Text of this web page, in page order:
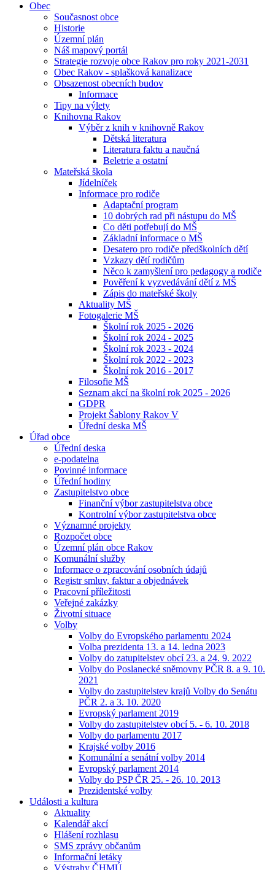
Obec
Současnost obce
Historie
Územní plán
Náš mapový portál
Strategie rozvoje obce Rakov pro roky 2021-2031
Obec Rakov - splašková kanalizace
Obsazenost obecních budov
Informace
Tipy na výlety
Knihovna Rakov
Výběr z knih v knihovně Rakov
Dětská literatura
Literatura faktu a naučná
Beletrie a ostatní
Mateřská škola
Jídelníček
Informace pro rodiče
Adaptační program
10 dobrých rad při nástupu do MŠ
Co děti potřebují do MŠ
Základní informace o MŠ
Desatero pro rodiče předškolních dětí
Vzkazy dětí rodičům
Něco k zamyšlení pro pedagogy a rodiče
Pověření k vyzvedávání dětí z MŠ
Zápis do mateřské školy
Aktuality MŠ
Fotogalerie MŠ
Školní rok 2025 - 2026
Školní rok 2024 - 2025
Školní rok 2023 - 2024
Školní rok 2022 - 2023
Školní rok 2016 - 2017
Filosofie MŠ
Seznam akcí na školní rok 2025 - 2026
GDPR
Projekt Šablony Rakov V
Úřední deska MŠ
Úřad obce
Úřední deska
e-podatelna
Povinné informace
Úřední hodiny
Zastupitelstvo obce
Finanční výbor zastupitelstva obce
Kontrolní výbor zastupitelstva obce
Významné projekty
Rozpočet obce
Územní plán obce Rakov
Komunální služby
Informace o zpracování osobních údajů
Registr smluv, faktur a objednávek
Pracovní příležitosti
Veřejné zakázky
Životní situace
Volby
Volby do Evropského parlamentu 2024
Volba prezidenta 13. a 14. ledna 2023
Volby do zatupitelstev obcí 23. a 24. 9. 2022
Volby do Poslanecké sněmovny PČR 8. a 9. 10.
2021
Volby do zastupitelstev krajů Volby do Senátu
PČR 2. a 3. 10. 2020
Evropský parlament 2019
Volby do zastupitelstev obcí 5. - 6. 10. 2018
Volby do parlamentu 2017
Krajské volby 2016
Komunální a senátní volby 2014
Evropský parlament 2014
Volby do PSP ČR 25. - 26. 10. 2013
Prezidentské volby
Události a kultura
Aktuality
Kalendář akcí
Hlášení rozhlasu
SMS zprávy občanům
Informační letáky
Výstrahy ČHMÚ